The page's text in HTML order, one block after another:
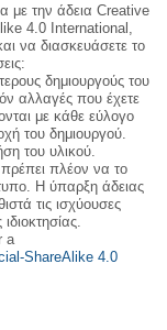
με την άδεια Creative
4.0 International,
να διασκευάσετε το
δημιουργούς του
αλλαγές που έχετε
με κάθε εύλογο
του δημιουργού.
του υλικού.
πλέον να το
Η ύπαρξη άδειας
τις ισχύουσες
a
ShareAlike 4.0